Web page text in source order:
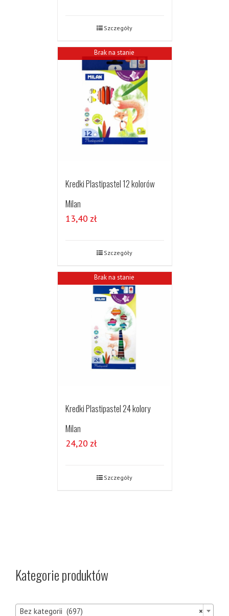
Szczegóły
Brak na stanie
Kredki Plastipastel 12 kolorów
Milan
13,40 zł
Szczegóły
Brak na stanie
Kredki Plastipastel 24 kolory
Milan
24,20 zł
Szczegóły
Kategorie produktów
×
Bez kategorii (697)